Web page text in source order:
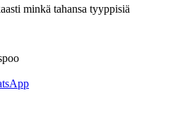
minkä tahansa tyyppisiä